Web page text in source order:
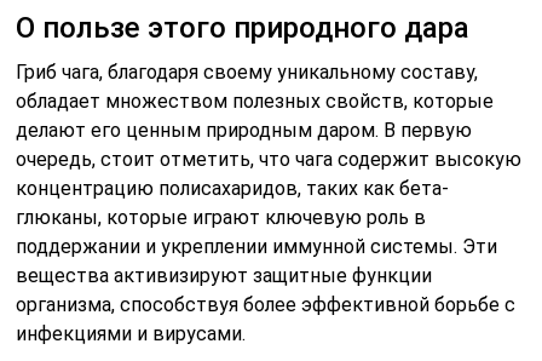
О пользе этого природного дара
Гриб чага, благодаря своему уникальному составу,
обладает множеством полезных свойств, которые
делают его ценным природным даром. В первую
очередь, стоит отметить, что чага содержит высокую
концентрацию полисахаридов, таких как бета-
глюканы, которые играют ключевую роль в
поддержании и укреплении иммунной системы. Эти
вещества активизируют защитные функции
организма, способствуя более эффективной борьбе с
инфекциями и вирусами.